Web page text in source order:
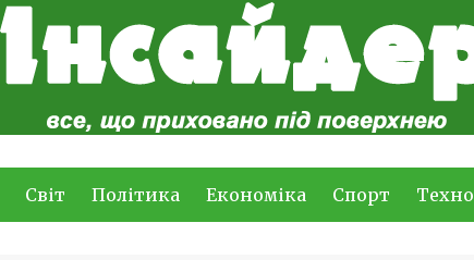
Світ Політика Економіка Спорт Техно